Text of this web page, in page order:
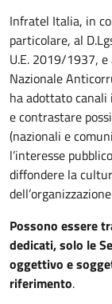
Infratel Italia, in
particolare, al
U.E. 2019/1937,
Nazionale
ha adottato
e contrastare
(nazionali e
l’interesse
diffondere la
Possono essere
dedicati, solo le
oggettivo e
riferimento.